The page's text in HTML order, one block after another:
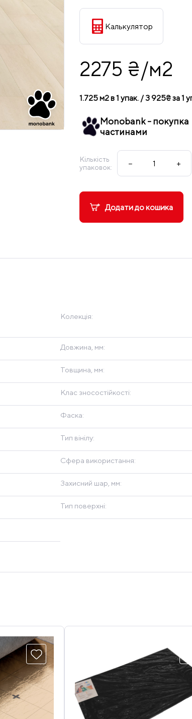
Калькулятор
2275 ₴/м2
1.725 м2 в 1 упак. / 3 925₴ за 1
Monobank - покупка
частинами
Кількість
упаковок:
− +
Додати до кошика
Колекція:
Довжина, мм:
Товщина, мм:
Клас зносостійкості:
Фаска:
Тип вінілу:
Сфера використання:
Захисний шар, мм:
Тип поверхні: